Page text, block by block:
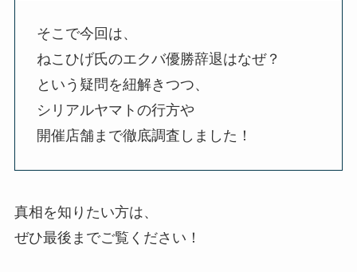
そこで今回は、
ねこひげ氏のエクバ優勝辞退はなぜ？
という疑問を紐解きつつ、
シリアルヤマトの行方や
開催店舗まで徹底調査しました！
真相を知りたい方は、
ぜひ最後までご覧ください！